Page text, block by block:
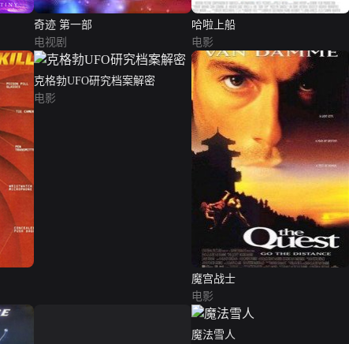
奇迹 第一部
电视剧
哈啦上船
电影
克格勃UFO研究档案解密
电影
魔宫战士
电影
魔法雪人